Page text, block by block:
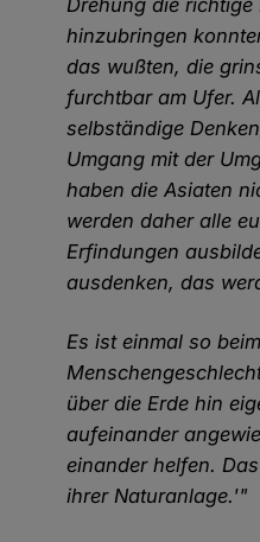
Drehung die richtige
hinzubringen
das wußten, die
furchtbar am Ufer.
selbständige
Umgang mit der
haben die Asiaten
werden daher alle
Erfindungen
ausdenken, das
Es ist einmal so beim
über die Erde hin
aufeinander
einander helfen.
ihrer Naturanlage.'"